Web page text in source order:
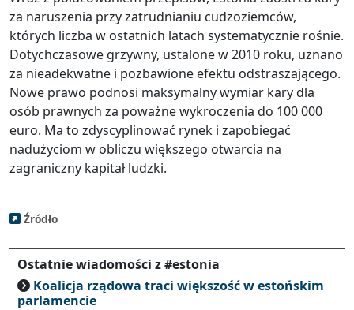
za naruszenia przy zatrudnianiu cudzoziemców,
których liczba w ostatnich latach systematycznie rośnie.
Dotychczasowe grzywny, ustalone w 2010 roku, uznano
za nieadekwatne i pozbawione efektu odstraszającego.
Nowe prawo podnosi maksymalny wymiar kary dla
osób prawnych za poważne wykroczenia do 100 000
euro. Ma to zdyscyplinować rynek i zapobiegać
nadużyciom w obliczu większego otwarcia na
zagraniczny kapitał ludzki.
Źródło
Ostatnie wiadomości z #estonia
Koalicja rządowa traci większość w estońskim
parlamencie